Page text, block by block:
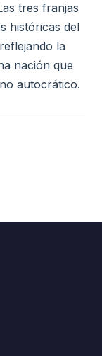
tres franjas
históricas del
la
nación que
autocrático.